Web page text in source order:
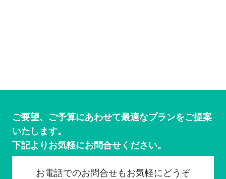
ご要望、ご予算にあわせて最適なプランをご提案
いたします。
下記よりお気軽にお問合せください。
お電話でのお問合せもお気軽にどうぞ